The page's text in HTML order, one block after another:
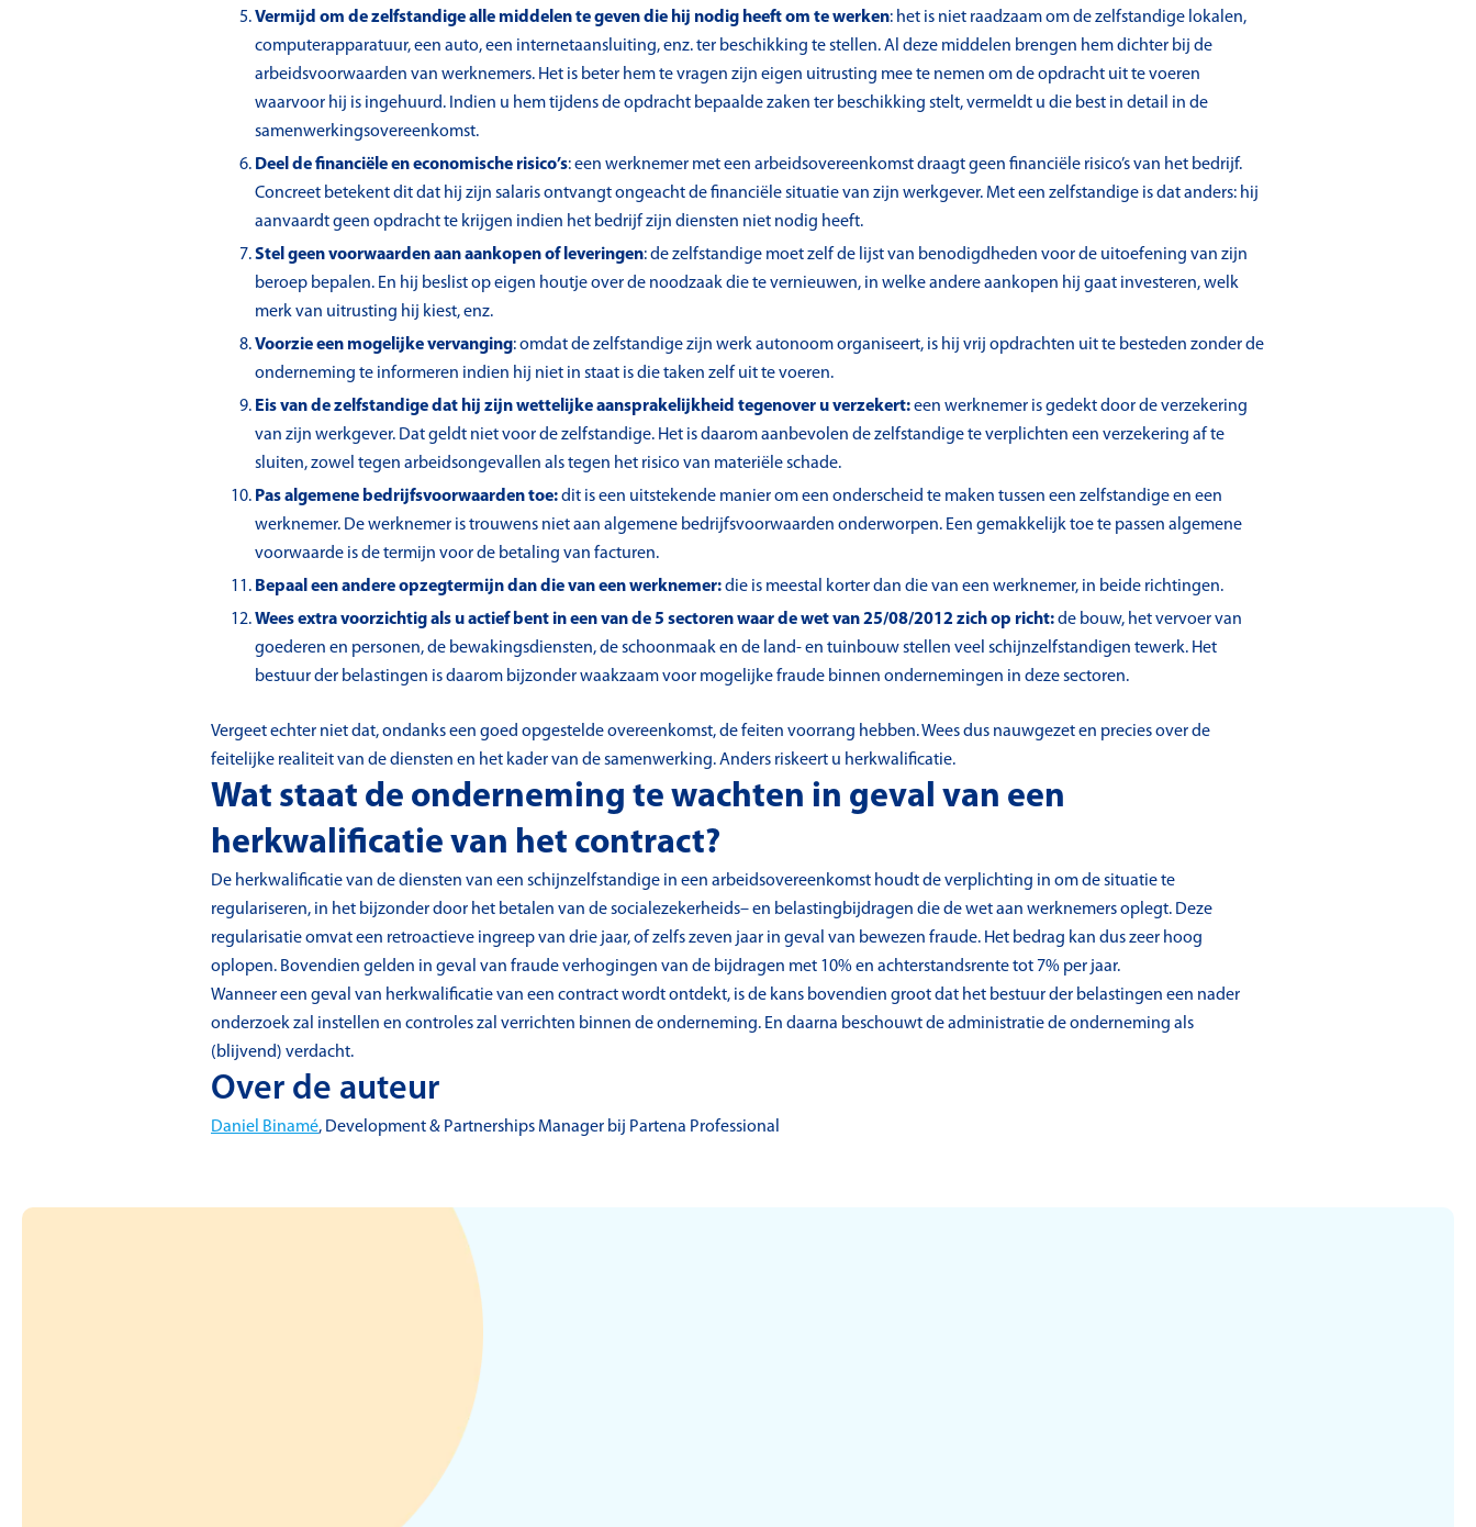
Vermijd om de zelfstandige alle middelen te geven die hij nodig heeft om te werken: het is niet raadzaam om de zelfstandige lokalen,
computerapparatuur, een auto, een internetaansluiting, enz. ter beschikking te stellen. Al deze middelen brengen hem dichter bij de
arbeidsvoorwaarden van werknemers. Het is beter hem te vragen zijn eigen uitrusting mee te nemen om de opdracht uit te voeren
waarvoor hij is ingehuurd. Indien u hem tijdens de opdracht bepaalde zaken ter beschikking stelt, vermeldt u die best in detail in de
samenwerkingsovereenkomst.
Deel de financiële en economische risico’s: een werknemer met een arbeidsovereenkomst draagt geen financiële risico’s van het bedrijf.
Concreet betekent dit dat hij zijn salaris ontvangt ongeacht de financiële situatie van zijn werkgever. Met een zelfstandige is dat anders: hij
aanvaardt geen opdracht te krijgen indien het bedrijf zijn diensten niet nodig heeft.
Stel geen voorwaarden aan aankopen of leveringen: de zelfstandige moet zelf de lijst van benodigdheden voor de uitoefening van zijn
beroep bepalen. En hij beslist op eigen houtje over de noodzaak die te vernieuwen, in welke andere aankopen hij gaat investeren, welk
merk van uitrusting hij kiest, enz.
Voorzie een mogelijke vervanging: omdat de zelfstandige zijn werk autonoom organiseert, is hij vrij opdrachten uit te besteden zonder de
onderneming te informeren indien hij niet in staat is die taken zelf uit te voeren.
Eis van de zelfstandige dat hij zijn wettelijke aansprakelijkheid tegenover u verzekert:een werknemer is gedekt door de verzekering
van zijn werkgever. Dat geldt niet voor de zelfstandige. Het is daarom aanbevolen de zelfstandige te verplichten een verzekering af te
sluiten, zowel tegen arbeidsongevallen als tegen het risico van materiële schade.
Pas algemene bedrijfsvoorwaarden toe:dit is een uitstekende manier om een onderscheid te maken tussen een zelfstandige en een
werknemer. De werknemer is trouwens niet aan algemene bedrijfsvoorwaarden onderworpen. Een gemakkelijk toe te passen algemene
voorwaarde is de termijn voor de betaling van facturen.
Bepaal een andere opzegtermijn dan die van een werknemer:die is meestal korter dan die van een werknemer, in beide richtingen.
Wees extra voorzichtig als u actief bent in een van de 5 sectoren waar de wet van 25/08/2012 zich op richt:de bouw, het vervoer van
goederen en personen, de bewakingsdiensten, de schoonmaak en de land- en tuinbouw stellen veel schijnzelfstandigen tewerk. Het
bestuur der belastingen is daarom bijzonder waakzaam voor mogelijke fraude binnen ondernemingen in deze sectoren.
Vergeet echter niet dat, ondanks een goed opgestelde overeenkomst, de feiten voorrang hebben. Wees dus nauwgezet en precies over de
feitelijke realiteit van de diensten en het kader van de samenwerking. Anders riskeert u herkwalificatie.
Wat staat de onderneming te wachten in geval van een
herkwalificatie van het contract?
De herkwalificatie van de diensten van een schijnzelfstandige in een arbeidsovereenkomst houdt de verplichting in om de situatie te
regulariseren, in het bijzonder door het betalen van de socialezekerheids– en belastingbijdragen die de wet aan werknemers oplegt. Deze
regularisatie omvat een retroactieve ingreep van drie jaar, of zelfs zeven jaar in geval van bewezen fraude. Het bedrag kan dus zeer hoog
oplopen. Bovendien gelden in geval van fraude verhogingen van de bijdragen met 10% en achterstandsrente tot 7% per jaar.
Wanneer een geval van herkwalificatie van een contract wordt ontdekt, is de kans bovendien groot dat het bestuur der belastingen een nader
onderzoek zal instellen en controles zal verrichten binnen de onderneming. En daarna beschouwt de administratie de onderneming als
(blijvend) verdacht.
Over de auteur
Daniel Binamé, Development & Partnerships Manager bij Partena Professional